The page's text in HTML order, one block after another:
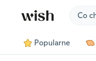
Popularne